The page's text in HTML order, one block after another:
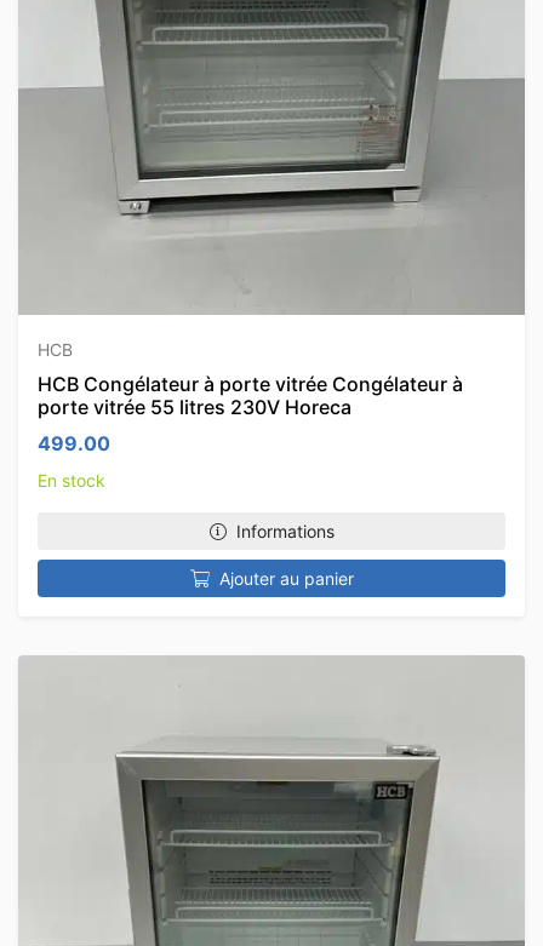
HCB
HCB Congélateur à porte vitrée Congélateur à
porte vitrée 55 litres 230V Horeca
499.00
En stock
Informations
Ajouter au panier